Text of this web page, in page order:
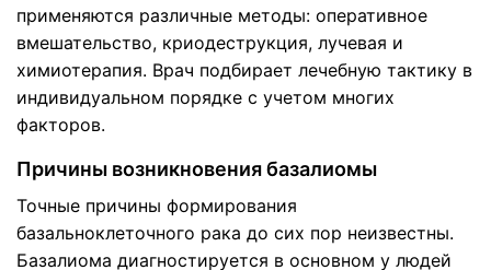
применяются различные методы: оперативное
вмешательство, криодеструкция, лучевая и
химиотерапия. Врач подбирает лечебную тактику в
индивидуальном порядке с учетом многих
факторов.
Причины возникновения базалиомы
Точные причины формирования
базальноклеточного рака до сих пор неизвестны.
Базалиома диагностируется в основном у людей